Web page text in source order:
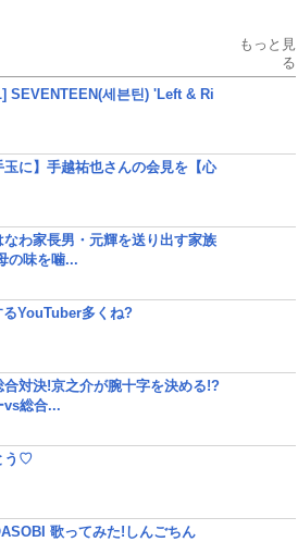
もっと見
る
SEVENTEEN(세븐틴) 'Left & Ri
玉に】手越祐也さんの会見を【心
なわ家長男・元輝を送り出す家族
の味を噛...
るYouTuber多くね?
合対決!京之介が腕十字を決める!?
vs総合...
う♡
歌ってみた!しんごちん